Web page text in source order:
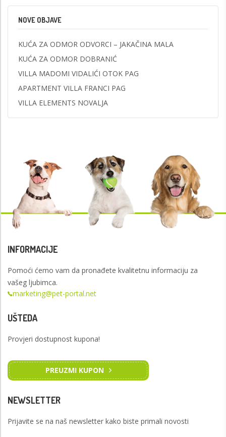
NOVE OBJAVE
KUĆA ZA ODMOR ODVORCI – JAKAČINA MALA
KUĆA ZA ODMOR DOBRANIĆ
VILLA MADOMI VIDALIĆI OTOK PAG
APARTMENT VILLA FRANCI PAG
VILLA ELEMENTS NOVALJA
INFORMACIJE
Pomoći ćemo vam da pronađete kvalitetnu informaciju za
vašeg ljubimca.
marketing@pet-portal.net
UŠTEDA
Provjeri dostupnost kupona!
PREUZMI KUPON
NEWSLETTER
Prijavite se na naš newsletter kako biste primali novosti